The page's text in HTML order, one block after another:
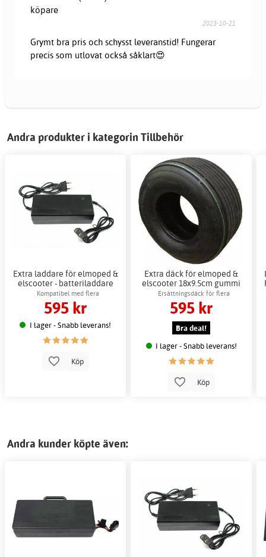
köpare
2023-10-21
Grymt bra pris och schysst leveranstid! Fungerar
precis som utlovat också såklart😍
Andra produkter i kategorin Tillbehör
Extra laddare för elmoped &
elscooter - batteriladdare
Kompatibel med flera
elscootermodeller
595 kr
I lager - Snabb leverans!
Köp
Extra däck för elmoped &
elscooter 18x9.5cm gummi
Ersättningsdäck för flera
elscootermodeller
595 kr
Bra deal!
I lager - Snabb leverans!
Köp
Andra kunder köpte även: